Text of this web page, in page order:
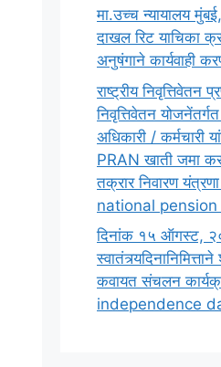
मा.उच्च न्यायालय
दाखल रिट याचिका
अनुषंगाने कार्यवाही
राष्ट्रीय निवृत्तिवेतन
निवृत्तिवेतन
अधिकारी / कर्मचारी
PRAN खाती जमा
तक्रार निवारण
national
दिनांक १५ ऑगस्ट,
स्वातंत्र्यदिनानिमित्ताने
कवायत संचलन
independence